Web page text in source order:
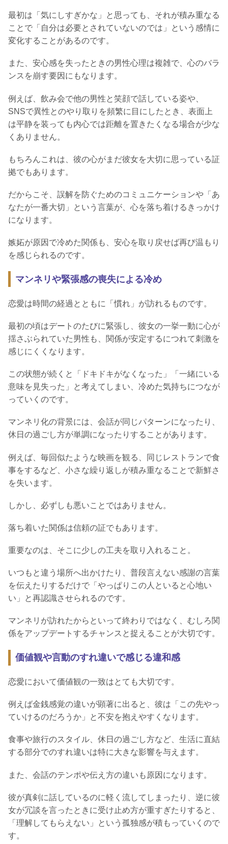
最初は「気にしすぎかな」と思っても、それが積み重なる
ことで「自分は必要とされていないのでは」という感情に
変化することがあるのです。
また、安心感を失ったときの男性心理は複雑で、心のバラ
ンスを崩す要因にもなります。
例えば、飲み会で他の男性と笑顔で話している姿や、
SNSで異性とのやり取りを頻繁に目にしたとき、表面上
は平静を装っても内心では距離を置きたくなる場合が少な
くありません。
もちろんこれは、彼の心がまだ彼女を大切に思っている証
拠でもあります。
だからこそ、誤解を防ぐためのコミュニケーションや「あ
なたが一番大切」という言葉が、心を落ち着けるきっかけ
になります。
嫉妬が原因で冷めた関係も、安心を取り戻せば再び温もり
を感じられるのです。
マンネリや緊張感の喪失による冷め
恋愛は時間の経過とともに「慣れ」が訪れるものです。
最初の頃はデートのたびに緊張し、彼女の一挙一動に心が
揺さぶられていた男性も、関係が安定するにつれて刺激を
感じにくくなります。
この状態が続くと「ドキドキがなくなった」「一緒にいる
意味を見失った」と考えてしまい、冷めた気持ちにつなが
っていくのです。
マンネリ化の背景には、会話が同じパターンになったり、
休日の過ごし方が単調になったりすることがあります。
例えば、毎回似たような映画を観る、同じレストランで食
事をするなど、小さな繰り返しが積み重なることで新鮮さ
を失います。
しかし、必ずしも悪いことではありません。
落ち着いた関係は信頼の証でもあります。
重要なのは、そこに少しの工夫を取り入れること。
いつもと違う場所へ出かけたり、普段言えない感謝の言葉
を伝えたりするだけで「やっぱりこの人といると心地い
い」と再認識させられるのです。
マンネリが訪れたからといって終わりではなく、むしろ関
係をアップデートするチャンスと捉えることが大切です。
価値観や言動のすれ違いで感じる違和感
恋愛において価値観の一致はとても大切です。
例えば金銭感覚の違いが顕著に出ると、彼は「この先やっ
ていけるのだろうか」と不安を抱えやすくなります。
食事や旅行のスタイル、休日の過ごし方など、生活に直結
する部分でのすれ違いは特に大きな影響を与えます。
また、会話のテンポや伝え方の違いも原因になります。
彼が真剣に話しているのに軽く流してしまったり、逆に彼
女が冗談を言ったときに受け止め方が重すぎたりすると、
「理解してもらえない」という孤独感が積もっていくので
す。